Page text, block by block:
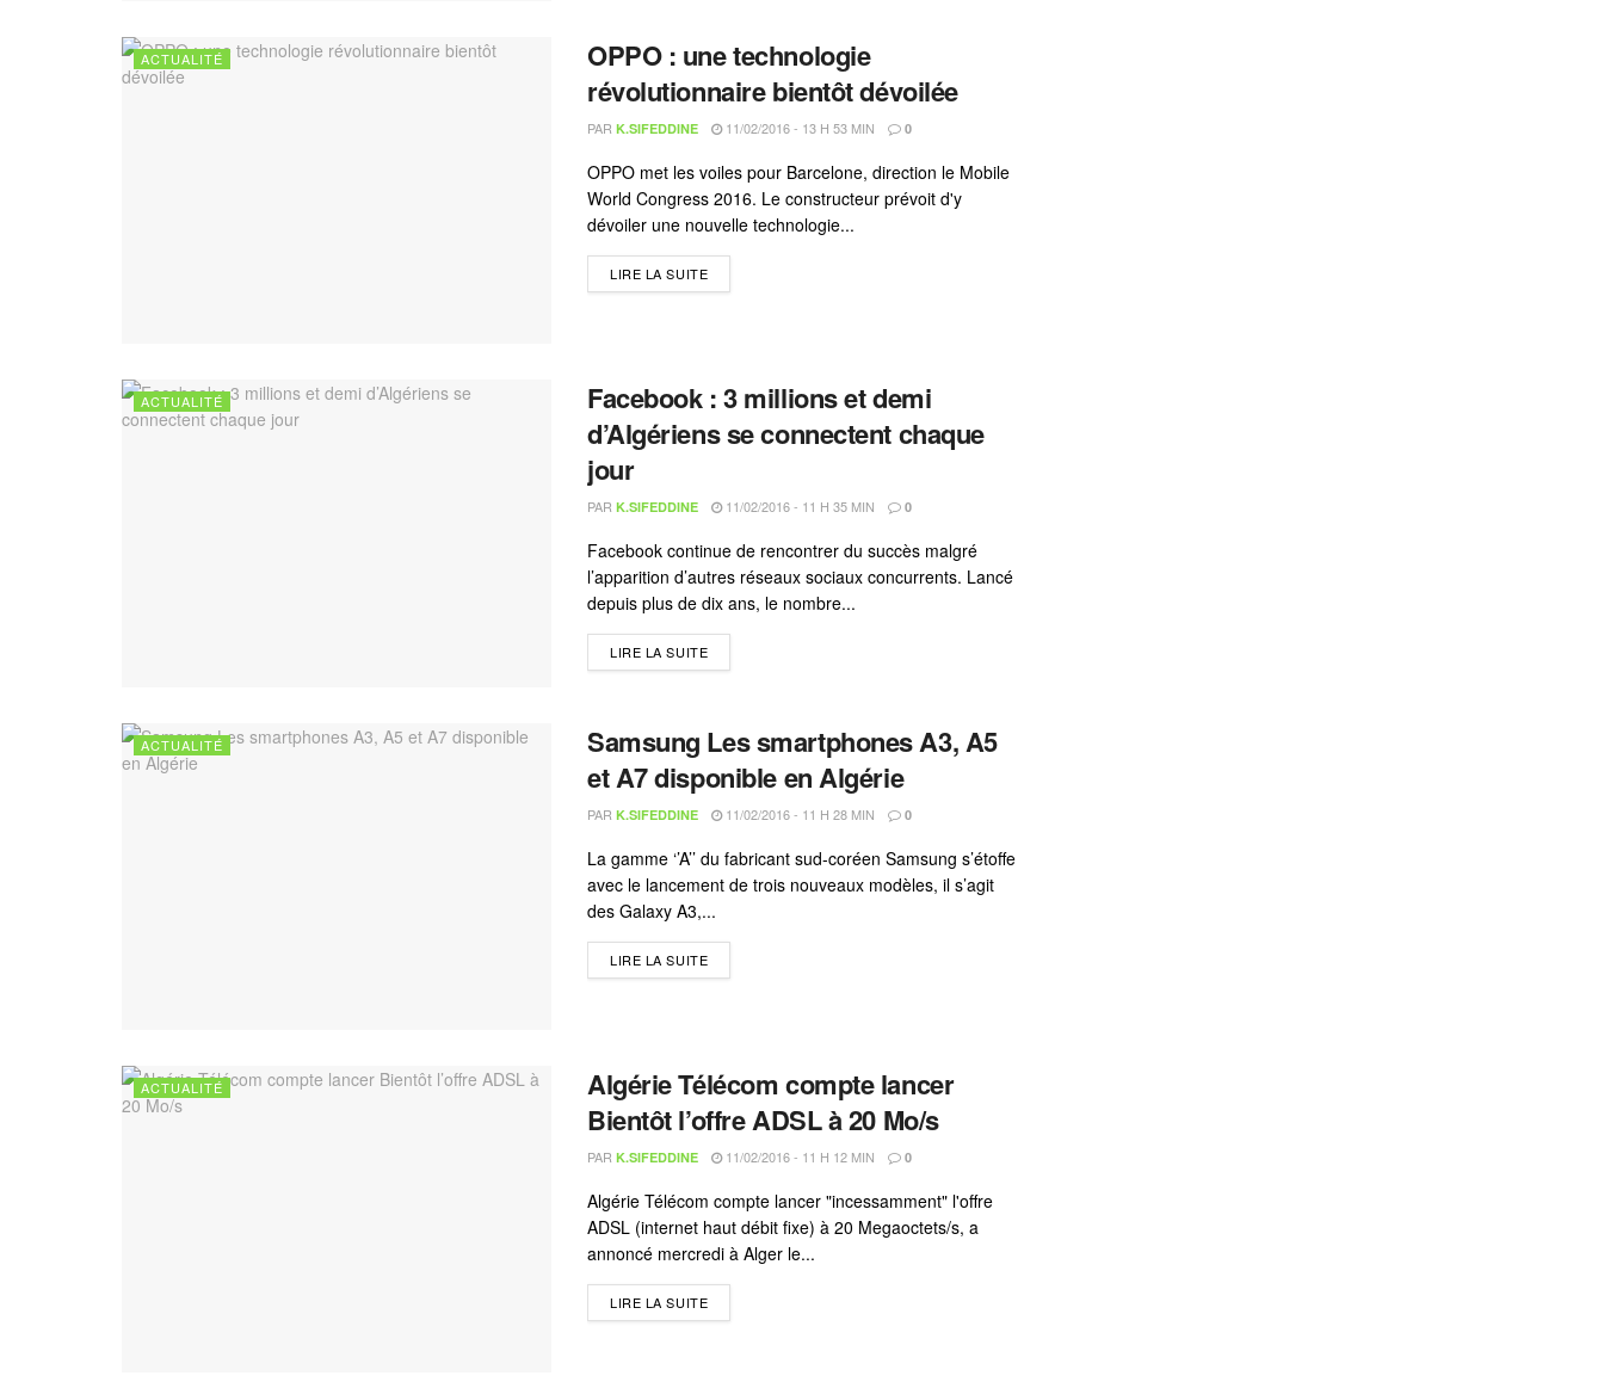
ACTUALITÉ
OPPO : une technologie
révolutionnaire bientôt dévoilée
PAR K.SIFEDDINE 11/02/2016 - 13 H 53 MIN 0
OPPO met les voiles pour Barcelone, direction le Mobile
World Congress 2016. Le constructeur prévoit d'y
dévoiler une nouvelle technologie...
LIRE LA SUITE
ACTUALITÉ
Facebook : 3 millions et demi
d’Algériens se connectent chaque
jour
PAR K.SIFEDDINE 11/02/2016 - 11 H 35 MIN 0
Facebook continue de rencontrer du succès malgré
l’apparition d’autres réseaux sociaux concurrents. Lancé
depuis plus de dix ans, le nombre...
LIRE LA SUITE
ACTUALITÉ
Samsung Les smartphones A3, A5
et A7 disponible en Algérie
PAR K.SIFEDDINE 11/02/2016 - 11 H 28 MIN 0
La gamme ‘’A’’ du fabricant sud-coréen Samsung s’étoffe
avec le lancement de trois nouveaux modèles, il s’agit
des Galaxy A3,...
LIRE LA SUITE
ACTUALITÉ
Algérie Télécom compte lancer
Bientôt l’offre ADSL à 20 Mo/s
PAR K.SIFEDDINE 11/02/2016 - 11 H 12 MIN 0
Algérie Télécom compte lancer "incessamment" l'offre
ADSL (internet haut débit fixe) à 20 Megaoctets/s, a
annoncé mercredi à Alger le...
LIRE LA SUITE